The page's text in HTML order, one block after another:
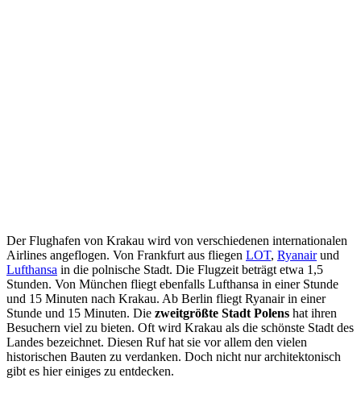
Der Flughafen von Krakau wird von verschiedenen internationalen
Airlines angeflogen. Von Frankfurt aus fliegen LOT, Ryanairund
Lufthansa in die polnische Stadt. Die Flugzeit beträgt etwa 1,5
Stunden. Von München fliegt ebenfalls Lufthansa in einer Stunde
und 15 Minuten nach Krakau. Ab Berlin fliegt Ryanair in einer
Stunde und 15 Minuten. Die zweitgrößte Stadt Polens hat ihren
Besuchern viel zu bieten. Oft wird Krakau als die schönste Stadt des
Landes bezeichnet. Diesen Ruf hat sie vor allem den vielen
historischen Bauten zu verdanken. Doch nicht nur architektonisch
gibt es hier einiges zu entdecken.